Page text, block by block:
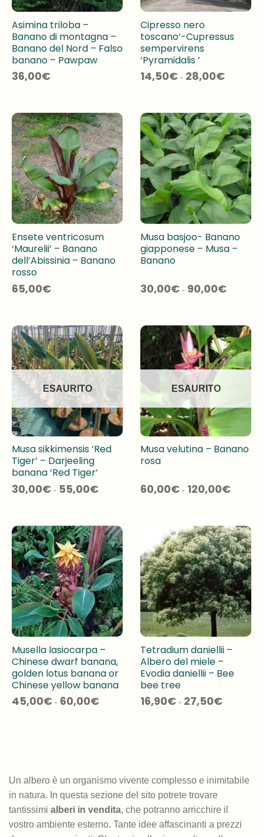
Asimina triloba –
Banano di montagna –
Banano del Nord – Falso
banano – Pawpaw
36,00€
Cipresso nero
toscano‘-Cupressus
sempervirens
‘Pyramidalis ’
14,50€ - 28,00€di
28,00€
Ensete ventricosum
‘Maurelii’ – Banano
dell’Abissinia – Banano
rosso
65,00€
Musa basjoo- Banano
giapponese – Musa –
Banano
30,00€ - 90,00€di
90,00€
ESAURITO
Musa sikkimensis ‘Red
Tiger’ – Darjeeling
banana ‘Red Tiger’
30,00€ - 55,00€di
55,00€
ESAURITO
Musa velutina – Banano
rosa
60,00€ - 120,00€di
120,00€
Musella lasiocarpa –
Chinese dwarf banana,
golden lotus banana or
Chinese yellow banana
45,00€ - 60,00€di
Tetradium daniellii –
Albero del miele –
Evodia daniellii – Bee
bee tree
16,90€ - 27,50€di
Un albero è un organismo vivente complesso e inimitabile
in natura. In questa sezione del sito potrete trovare
tantissimi alberi in vendita, che potranno arricchire il
vostro ambiente esterno. Tante idee affascinanti a prezzi